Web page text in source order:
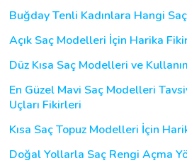
Buğday Tenli Kadınlara Hangi Saç
Açık Saç Modelleri İçin Harika
Düz Kısa Saç Modelleri ve
En Güzel Mavi Saç Modelleri
Uçları Fikirleri
Kısa Saç Topuz Modelleri İçin
Doğal Yollarla Saç Rengi Açma